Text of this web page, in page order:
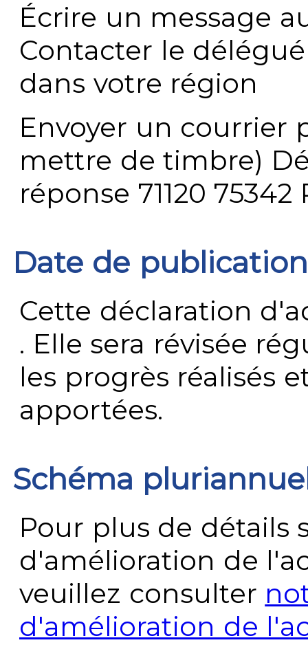
Écrire un message
Contacter le
dans votre région
Envoyer un courrier
mettre de timbre)
réponse 71120 75342
Date de publication
Cette déclaration
. Elle sera révisée
les progrès réalisés
apportées.
Schéma
Pour plus de détails
d'amélioration de
veuillez consulter
d'amélioration de